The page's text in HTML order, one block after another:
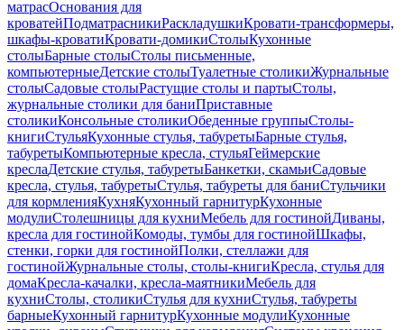
матрасОснования для
кроватейПодматрасникиРаскладушкиКровати-трансформеры,
шкафы-кроватиКровати-домикиСтолыКухонные
столыБарные столыСтолы письменные,
компьютерныеДетские столыТуалетные столикиЖурнальные
столыСадовые столыРастущие столы и партыСтолы,
журнальные столики для баниПриставные
столикиКонсольные столикиОбеденные группыСтолы-
книгиСтульяКухонные стулья, табуретыБарные стулья,
табуретыКомпьютерные кресла, стульяГеймерские
креслаДетские стулья, табуретыБанкетки, скамьиСадовые
кресла, стулья, табуретыСтулья, табуреты для баниСтульчики
для кормленияКухняКухонный гарнитурКухонные
модулиСтолешницы для кухниМебель для гостинойДиваны,
кресла для гостинойКомоды, тумбы для гостинойШкафы,
стенки, горки для гостинойПолки, стеллажи для
гостинойЖурнальные столы, столы-книгиКресла, стулья для
домаКресла-качалки, кресла-маятникиМебель для
кухниСтолы, столикиСтулья для кухниСтулья, табуреты
барныеКухонный гарнитурКухонные модулиКухонные